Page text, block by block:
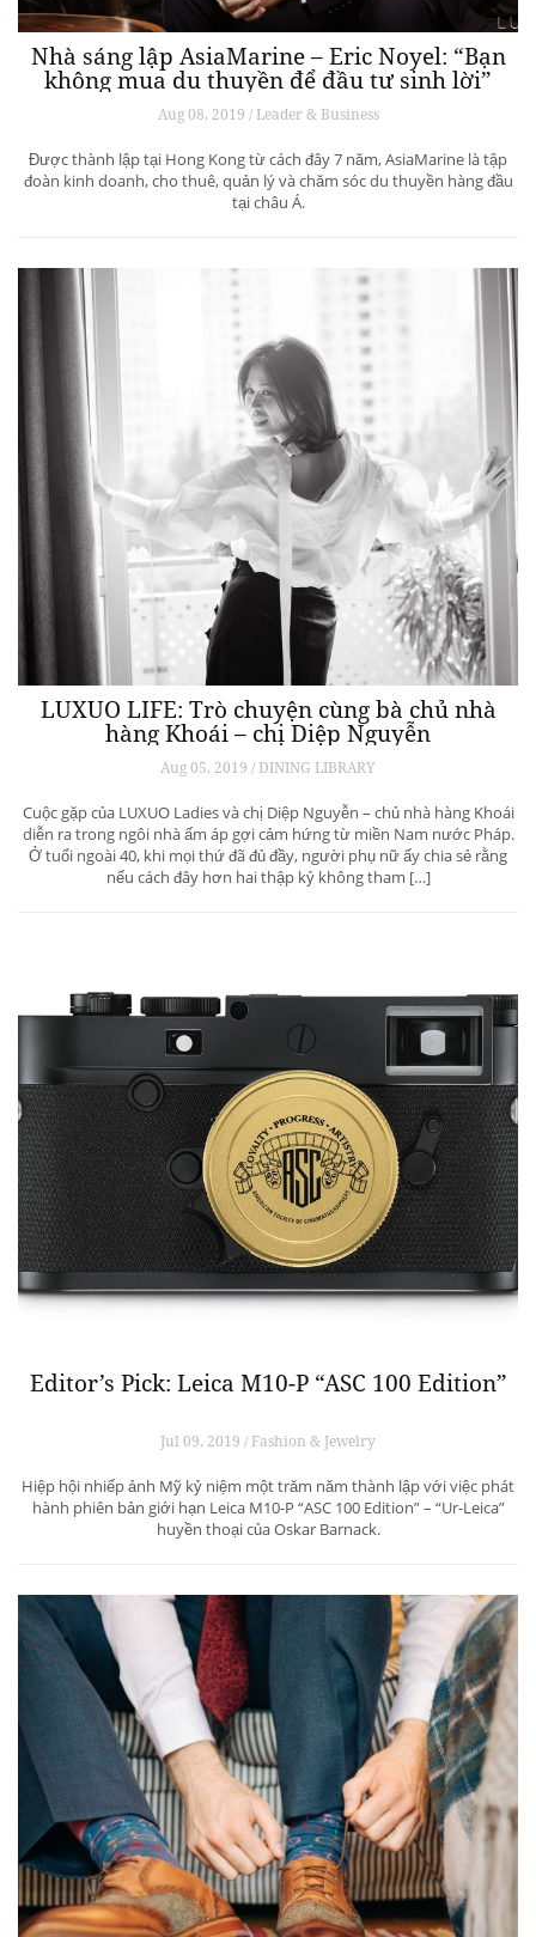
Nhà sáng lập AsiaMarine – Eric Noyel: “Bạn
không mua du thuyền để đầu tư sinh lời”
Aug 08, 2019 / Leader & Business
Được thành lập tại Hong Kong từ cách đây 7 năm, AsiaMarine là tập
đoàn kinh doanh, cho thuê, quản lý và chăm sóc du thuyền hàng đầu
tại châu Á.
LUXUO LIFE: Trò chuyện cùng bà chủ nhà
hàng Khoái – chị Diệp Nguyễn
Aug 05, 2019 / DINING LIBRARY
Cuộc gặp của LUXUO Ladies và chị Diệp Nguyễn – chủ nhà hàng Khoái
diễn ra trong ngôi nhà ấm áp gợi cảm hứng từ miền Nam nước Pháp.
Ở tuổi ngoài 40, khi mọi thứ đã đủ đầy, người phụ nữ ấy chia sẻ rằng
nếu cách đây hơn hai thập kỷ không tham […]
Editor’s Pick: Leica M10-P “ASC 100 Edition”
Jul 09, 2019 / Fashion & Jewelry
Hiệp hội nhiếp ảnh Mỹ kỷ niệm một trăm năm thành lập với việc phát
hành phiên bản giới hạn Leica M10-P “ASC 100 Edition” – “Ur-Leica”
huyền thoại của Oskar Barnack.